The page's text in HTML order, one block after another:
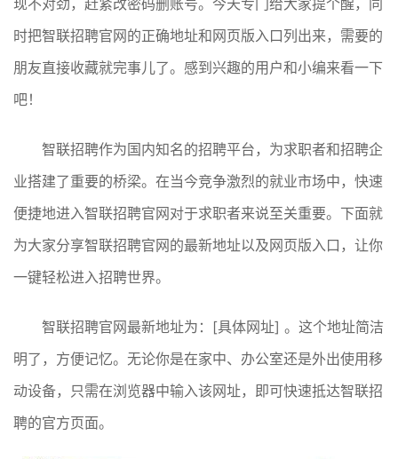
现不对劲，赶紧改密码删账号。今天专门给大家提个醒，同
时把智联招聘官网的正确地址和网页版入口列出来，需要的
朋友直接收藏就完事儿了。感到兴趣的用户和小编来看一下
吧！
智联招聘作为国内知名的招聘平台，为求职者和招聘企
业搭建了重要的桥梁。在当今竞争激烈的就业市场中，快速
便捷地进入智联招聘官网对于求职者来说至关重要。下面就
为大家分享智联招聘官网的最新地址以及网页版入口，让你
一键轻松进入招聘世界。
智联招聘官网最新地址为：[具体网址] 。这个地址简洁
明了，方便记忆。无论你是在家中、办公室还是外出使用移
动设备，只需在浏览器中输入该网址，即可快速抵达智联招
聘的官方页面。